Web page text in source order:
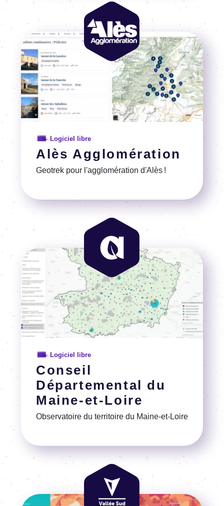
Alès Agglomération
Geotrek pour l'agglomération d'Alès !
Logiciel libre
Voir la référence
Image
Image
Conseil
Départemental du
Maine-et-Loire
Observatoire du territoire du Maine-et-Loire
Logiciel libre
Image
Image
Image
Image